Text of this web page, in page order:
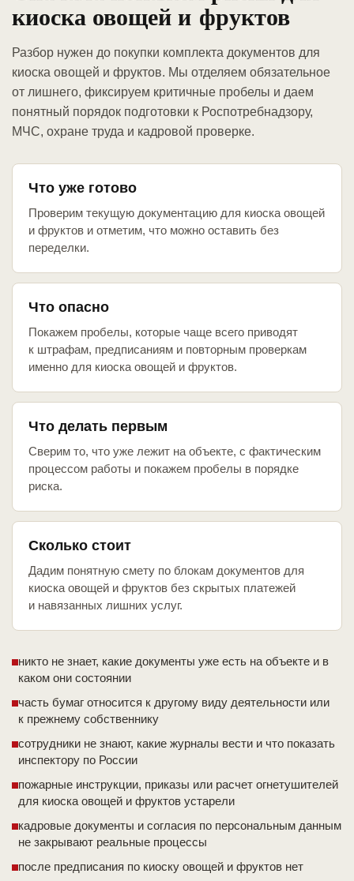
киоска овощей и фруктов
Разбор нужен до покупки комплекта документов для
киоска овощей и фруктов. Мы отделяем обязательное
от лишнего, фиксируем критичные пробелы и даем
понятный порядок подготовки к Роспотребнадзору,
МЧС, охране труда и кадровой проверке.
Что уже готово
Проверим текущую документацию для киоска овощей
и фруктов и отметим, что можно оставить без
переделки.
Что опасно
Покажем пробелы, которые чаще всего приводят
к штрафам, предписаниям и повторным проверкам
именно для киоска овощей и фруктов.
Что делать первым
Сверим то, что уже лежит на объекте, с фактическим
процессом работы и покажем пробелы в порядке
риска.
Сколько стоит
Дадим понятную смету по блокам документов для
киоска овощей и фруктов без скрытых платежей
и навязанных лишних услуг.
никто не знает, какие документы уже есть на объекте и в
каком они состоянии
часть бумаг относится к другому виду деятельности или
к прежнему собственнику
сотрудники не знают, какие журналы вести и что показать
инспектору по России
пожарные инструкции, приказы или расчет огнетушителей
для киоска овощей и фруктов устарели
кадровые документы и согласия по персональным данным
не закрывают реальные процессы
после предписания по киоску овощей и фруктов нет